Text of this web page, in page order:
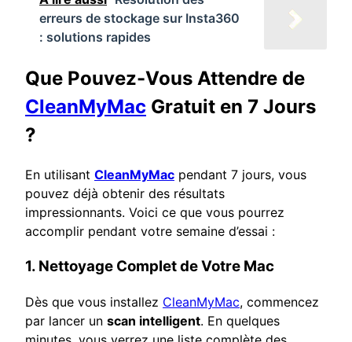
erreurs de stockage sur Insta360
: solutions rapides
Que Pouvez-Vous Attendre de
CleanMyMac Gratuit en 7 Jours
?
En utilisant CleanMyMac pendant 7 jours, vous
pouvez déjà obtenir des résultats
impressionnants. Voici ce que vous pourrez
accomplir pendant votre semaine d’essai :
1. Nettoyage Complet de Votre Mac
Dès que vous installez CleanMyMac, commencez
par lancer un scan intelligent. En quelques